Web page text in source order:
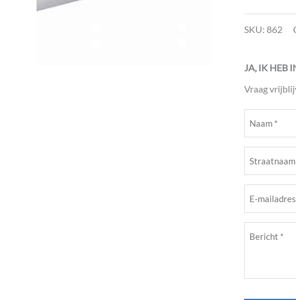
SKU: 862
JA, IK HEB
Vraag
Naam
Straatnaam
E-
mailadres
(Vereist)
Bericht